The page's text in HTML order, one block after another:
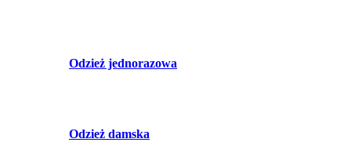
Odzież jednorazowa
Odzież damska